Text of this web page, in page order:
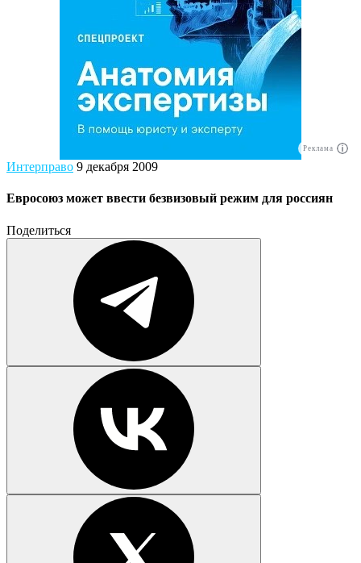
Реклама
Интерправо 9 декабря 2009
Евросоюз может ввести безвизовый режим для россиян
Поделиться